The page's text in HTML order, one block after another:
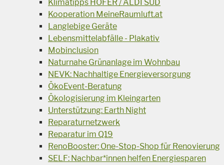
Klimatipps HOFER / ALDI SÜD
Kooperation MeineRaumluft.at
Langlebige Geräte
Lebensmittelabfälle - Plakativ
Mobinclusion
Naturnahe Grünanlage im Wohnbau
NEVK: Nachhaltige Energieversorgung
ÖkoEvent-Beratung
Ökologisierung im Kleingarten
Unterstützung: Earth Night
Reparaturnetzwerk
Reparatur im Q19
RenoBooster: One-Stop-Shop für Renovierung
SELF: Nachbar*innen helfen Energiesparen